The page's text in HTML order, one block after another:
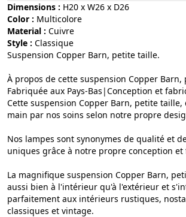
Dimensions : H20 x W26 x D26
Color :
multicolore
Material :
cuivre
Style :
classique
Suspension Copper Barn, petite taille.
À propos de cette suspension Copper Barn,
Fabriquée aux Pays-Bas|Conception et
Cette suspension Copper Barn, petite taille,
main par nos soins selon notre propre
Nos lampes sont synonymes de qualité et
uniques grâce à notre propre conception
La magnifique suspension Copper Barn,
aussi bien à l'intérieur qu'à l'extérieur et
parfaitement aux intérieurs rustiques,
classiques et vintage.